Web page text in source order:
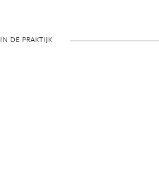
in de praktijk